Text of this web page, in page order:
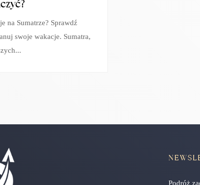
na Sumatrze? Sprawdź
swoje wakacje. Sumatra,
Podróż